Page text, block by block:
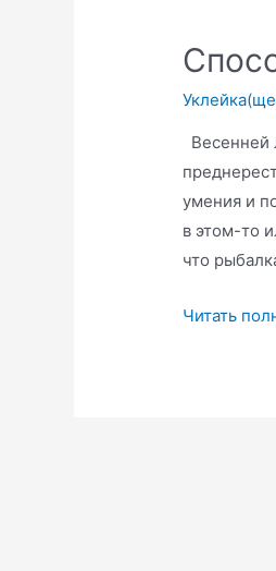
Весенней
умения и
в этом-то
что
Способы
Читать